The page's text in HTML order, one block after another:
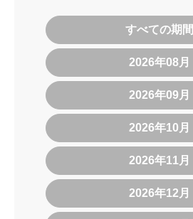
すべての期間
2026年08月
2026年09月
2026年10月
2026年11月
2026年12月